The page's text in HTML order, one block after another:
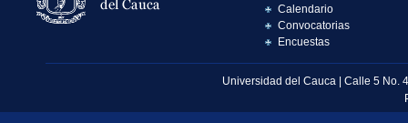
Calendario
Convocatorias
Encuestas
Universidad del Cauca | Calle 5 No.